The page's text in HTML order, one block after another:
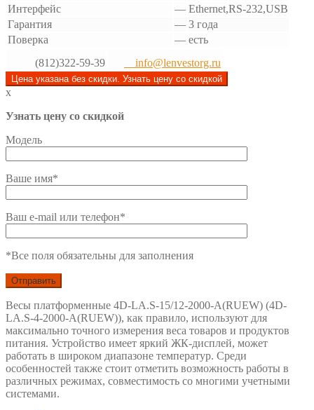
Интерфейс
— Ethernet,RS-232,USB
Гарантия
— 3 года
Поверка
— есть
(812)322-59-39
info@lenvestorg.ru
Цена указана без скидки. Узнать цену со скидкой
x
Узнать цену со скидкой
Модель
Ваше имя*
Ваш e-mail или телефон*
*Все поля обязательны для заполнения
Весы платформенные 4D-LA.S-15/12-2000-A(RUEW) (4D-
LA.S-4-2000-A(RUEW)), как правило, используют для
максимально точного измерения веса товаров и продуктов
питания. Устройство имеет яркий ЖК-дисплей, может
работать в широком диапазоне температур. Среди
особенностей также стоит отметить возможность работы в
различных режимах, совместимость со многими учетными
системами.